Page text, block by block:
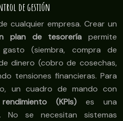
de gestión
cualquier empresa. Crear un
plan de tesorería permite
(siembra, compra de
dinero (cobro de cosechas,
tensiones financieras. Para
un cuadro de mando con
(KPIs) es una
No se necesitan sistemas